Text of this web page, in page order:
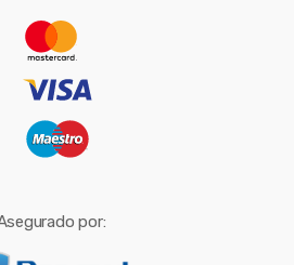
por: